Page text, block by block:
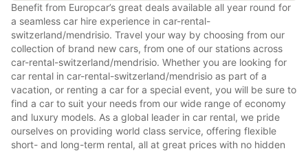
Benefit from Europcar’s great deals available all year round for
a seamless car hire experience in car-rental-
switzerland/mendrisio. Travel your way by choosing from our
collection of brand new cars, from one of our stations across
car-rental-switzerland/mendrisio. Whether you are looking for
car rental in car-rental-switzerland/mendrisio as part of a
vacation, or renting a car for a special event, you will be sure to
find a car to suit your needs from our wide range of economy
and luxury models. As a global leader in car rental, we pride
ourselves on providing world class service, offering flexible
short- and long-term rental, all at great prices with no hidden